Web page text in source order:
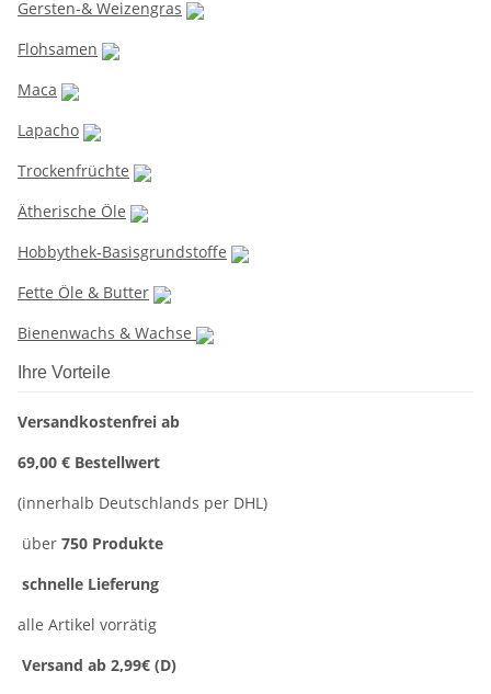
Gersten-& Weizengras
Flohsamen
Maca
Lapacho
Trockenfrüchte
Ätherische Öle
Hobbythek-Basisgrundstoffe
Fette Öle & Butter
Bienenwachs & Wachse
Ihre Vorteile
Versandkostenfrei ab
69,00 € Bestellwert
(innerhalb Deutschlands per DHL)
über 750 Produkte
schnelle Lieferung
alle Artikel vorrätig
Versand ab 2,99€ (D)